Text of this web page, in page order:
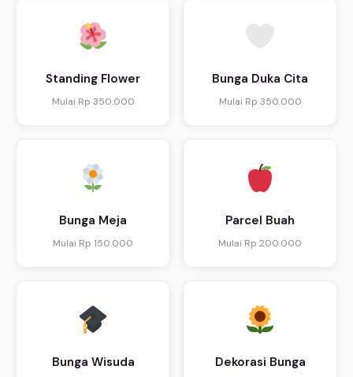
Standing Flower
Mulai Rp 350.000
Bunga Duka Cita
Mulai Rp 350.000
Bunga Meja
Mulai Rp 150.000
Parcel Buah
Mulai Rp 200.000
Bunga Wisuda Dekorasi Bunga